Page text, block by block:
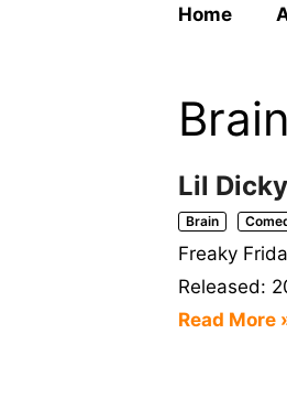
Home
Brain
Lil
Brain
Freaky
Released:
Read More